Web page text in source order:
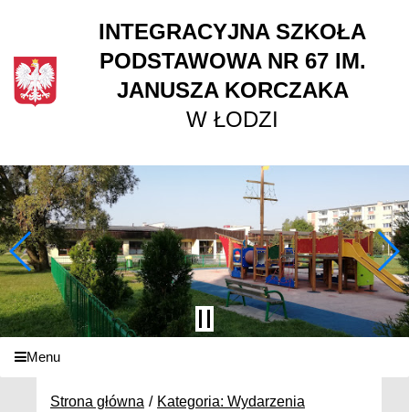
INTEGRACYJNA SZKOŁA
PODSTAWOWA NR 67 IM.
JANUSZA KORCZAKA
W ŁODZI
Menu
Strona główna
Kategoria: Wydarzenia